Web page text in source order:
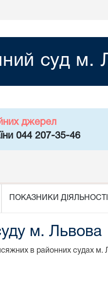
суд м.
джерел
044 207-35-46
ПОКАЗНИКИ ДІЯЛЬНОСТІ
м. Львова
в районних судах